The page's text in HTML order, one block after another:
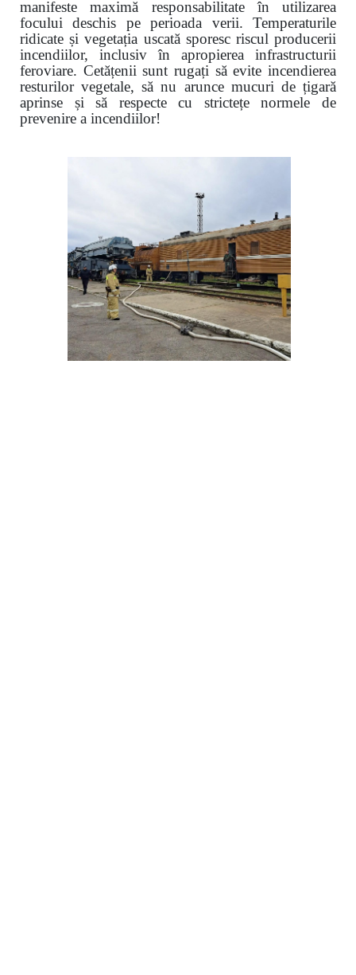
manifeste maximă responsabilitate în utilizarea
focului deschis pe perioada verii. Temperaturile
ridicate și vegetația uscată sporesc riscul producerii
incendiilor, inclusiv în apropierea infrastructurii
feroviare. Cetățenii sunt rugați să evite incendierea
resturilor vegetale, să nu arunce mucuri de țigară
aprinse și să respecte cu strictețe normele de
prevenire a incendiilor!